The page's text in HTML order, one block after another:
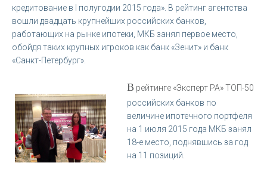
кредитование в I полугодии 2015 года». В рейтинг агентства
вошли двадцать крупнейших российских банков,
работающих на рынке ипотеки, МКБ занял первое место,
обойдя таких крупных игроков как банк «Зенит» и банк
«Санкт-Петербург».
В рейтинге «Эксперт РА» ТОП-50
российских банков по
величине ипотечного портфеля
на 1 июля 2015 года МКБ занял
18-е место, поднявшись за год
на 11 позиций.